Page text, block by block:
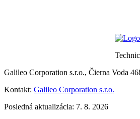
Galileo Corporation s.r.o., Čierna Voda
Kontakt: Galileo Corporation s.r.o.
Posledná aktualizácia: 7. 8. 2026